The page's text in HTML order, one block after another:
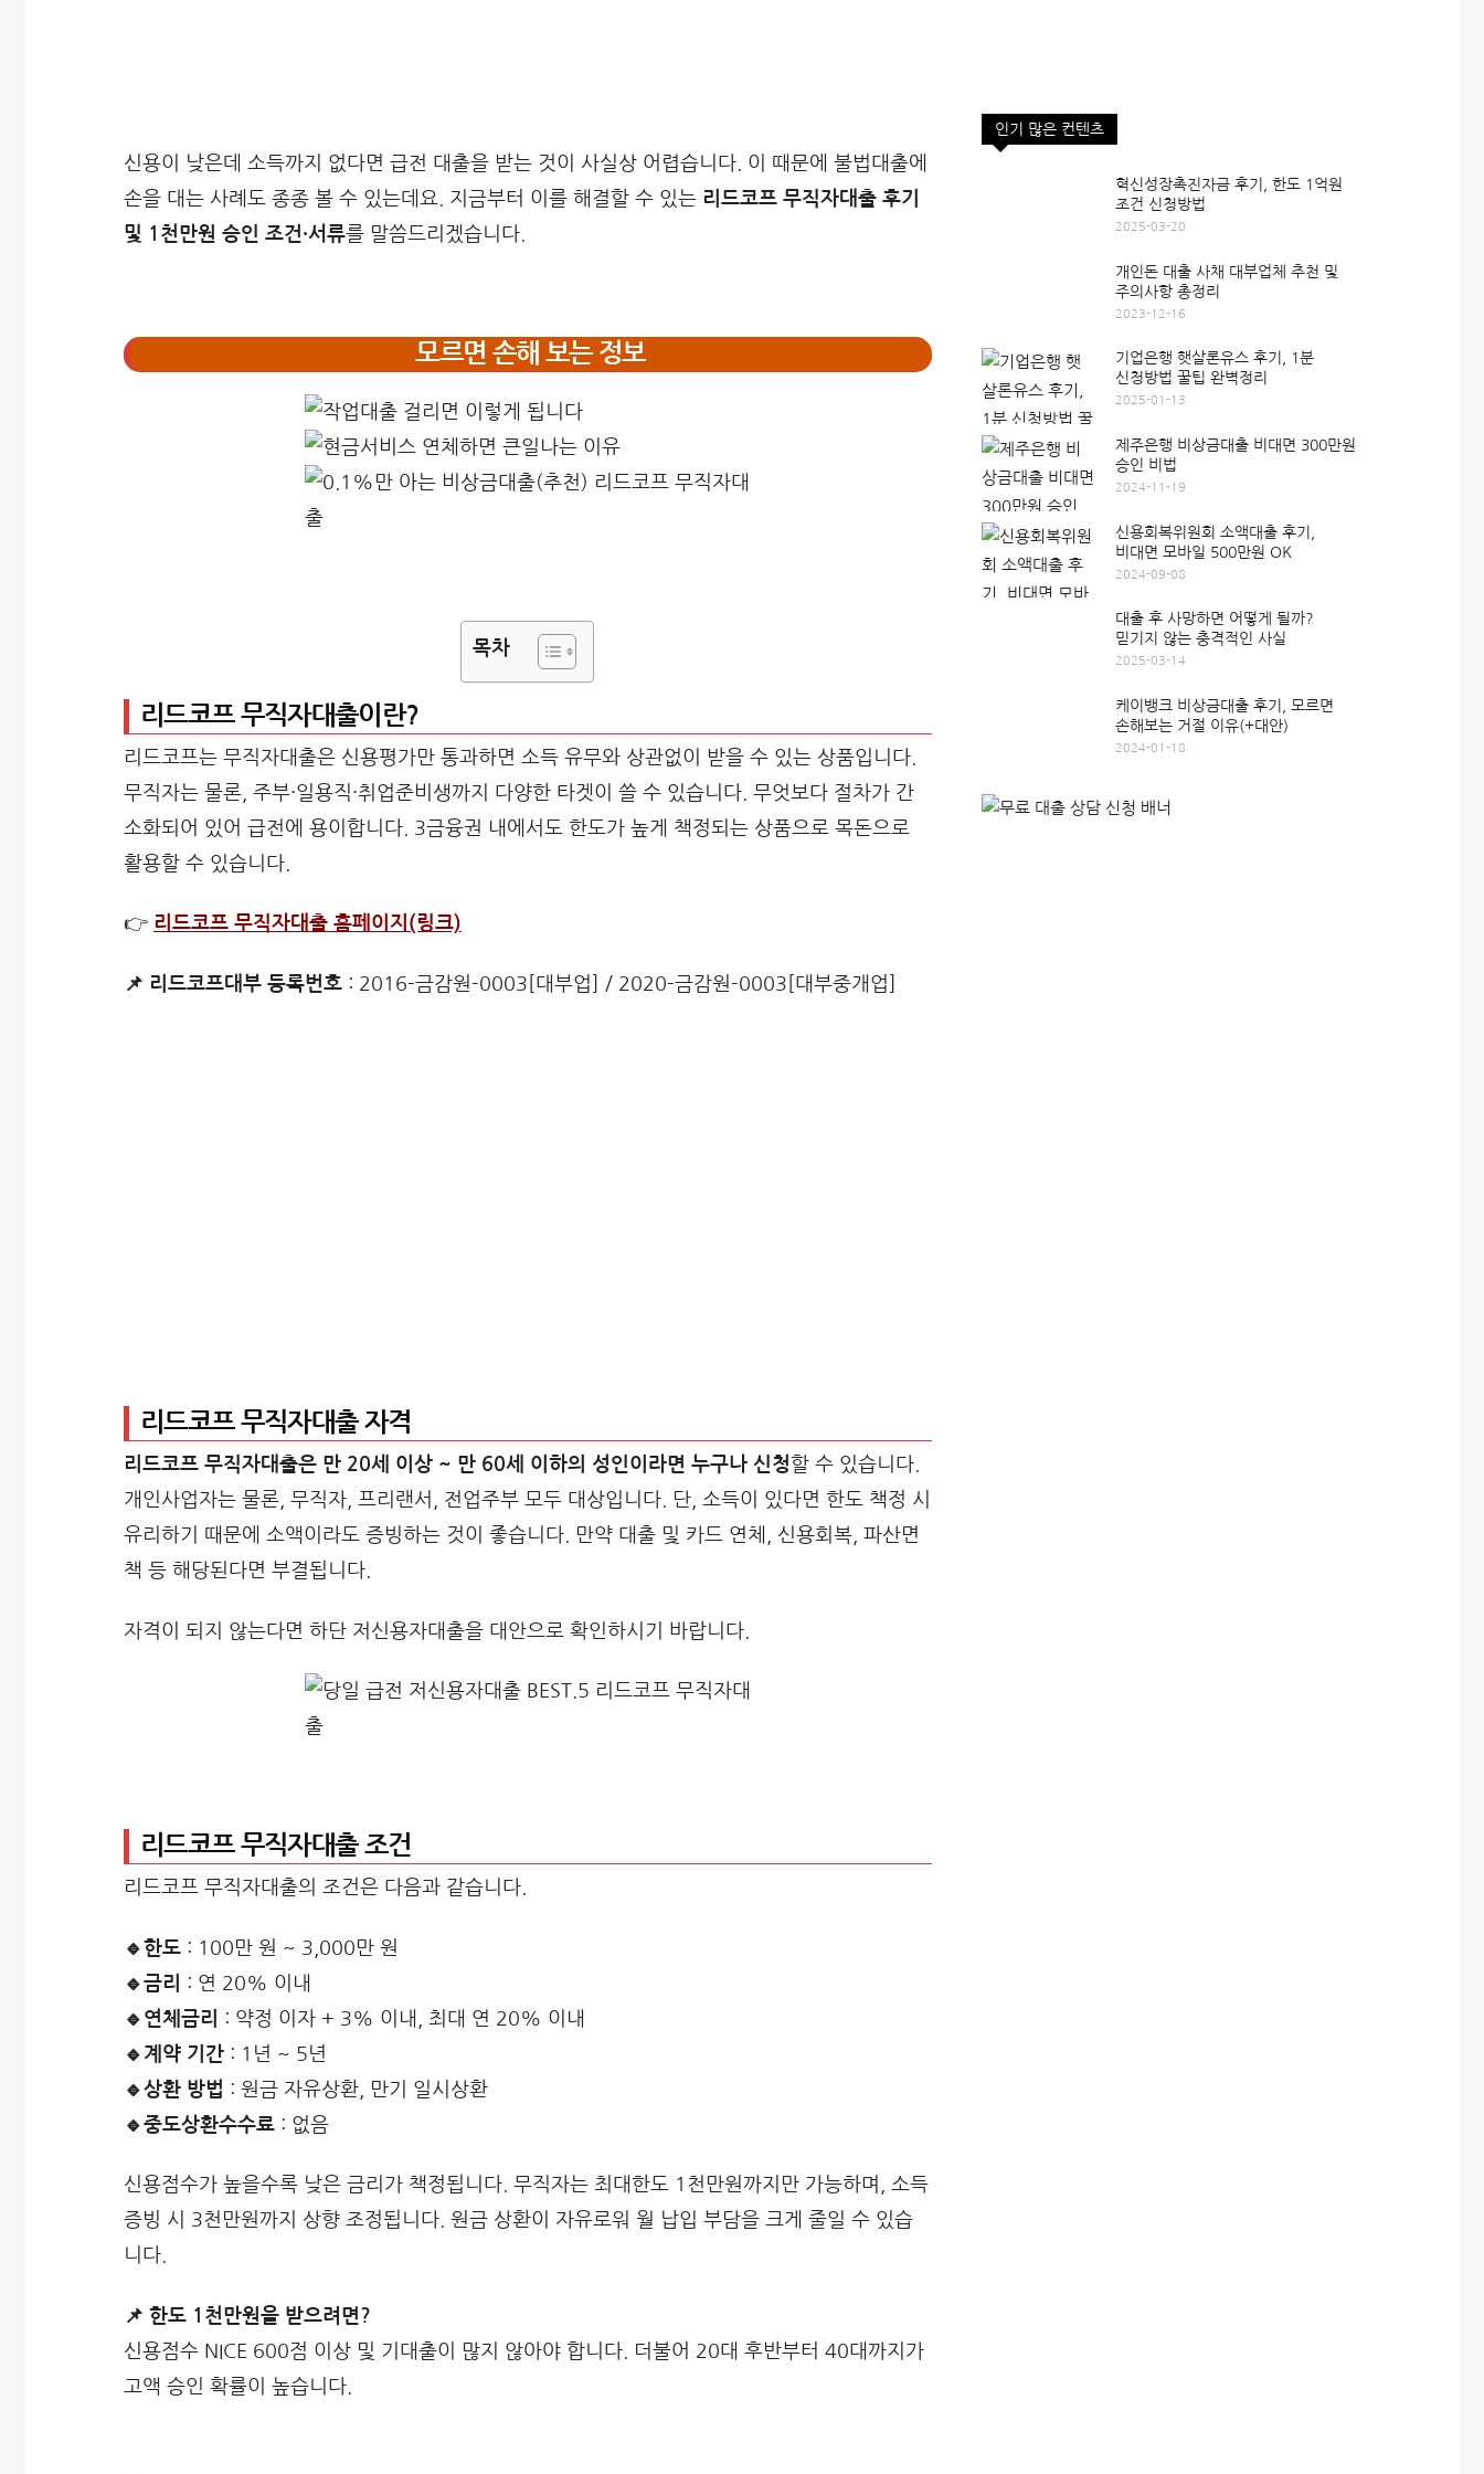
신용이 낮은데 소득까지 없다면 급전 대출을 받는 것이 사실상 어렵습니다. 이 때문에 불법대출에
손을 대는 사례도 종종 볼 수 있는데요. 지금부터 이를 해결할 수 있는 리드코프 무직자대출 후기
및 1천만원 승인 조건·서류를 말씀드리겠습니다.
모르면 손해 보는 정보
목차
리드코프 무직자대출이란?
리드코프는 무직자대출은 신용평가만 통과하면 소득 유무와 상관없이 받을 수 있는 상품입니다.
무직자는 물론, 주부·일용직·취업준비생까지 다양한 타겟이 쓸 수 있습니다. 무엇보다 절차가 간
소화되어 있어 급전에 용이합니다. 3금융권 내에서도 한도가 높게 책정되는 상품으로 목돈으로
활용할 수 있습니다.
👉 리드코프 무직자대출 홈페이지(링크)
📌 리드코프대부 등록번호 : 2016-금감원-0003[대부업] / 2020-금감원-0003[대부중개업]
리드코프 무직자대출 자격
리드코프 무직자대출은 만 20세 이상 ~ 만 60세 이하의 성인이라면 누구나 신청할 수 있습니다.
개인사업자는 물론, 무직자, 프리랜서, 전업주부 모두 대상입니다. 단, 소득이 있다면 한도 책정 시
유리하기 때문에 소액이라도 증빙하는 것이 좋습니다. 만약 대출 및 카드 연체, 신용회복, 파산면
책 등 해당된다면 부결됩니다.
자격이 되지 않는다면 하단 저신용자대출을 대안으로 확인하시기 바랍니다.
리드코프 무직자대출 조건
리드코프 무직자대출의 조건은 다음과 같습니다.
🔹한도 : 100만 원 ~ 3,000만 원
🔹금리
: 연 20% 이내
🔹연체금리
: 약정 이자 + 3% 이내, 최대 연 20% 이내
🔹계약 기간 : 1년 ~ 5년
🔹상환 방법 : 원금 자유상환, 만기 일시상환
🔹중도상환수수료 : 없음
신용점수가 높을수록 낮은 금리가 책정됩니다. 무직자는 최대한도 1천만원까지만 가능하며, 소득
증빙 시 3천만원까지 상향 조정됩니다. 원금 상환이 자유로워 월 납입 부담을 크게 줄일 수 있습
니다.
📌 한도 1천만원을 받으려면?
신용점수 NICE 600점 이상 및 기대출이 많지 않아야 합니다. 더불어 20대 후반부터 40대까지가
고액 승인 확률이 높습니다.
인기 많은 컨텐츠
혁신성장촉진자금 후기, 한도 1억원
조건 신청방법
2025-03-20
개인돈 대출 사채 대부업체 추천 및
주의사항 총정리
2023-12-16
기업은행 햇살론유스 후기, 1분
신청방법 꿀팁 완벽정리
2025-01-13
제주은행 비상금대출 비대면 300만원
승인 비법
2024-11-19
신용회복위원회 소액대출 후기,
비대면 모바일 500만원 OK
2024-09-08
대출 후 사망하면 어떻게 될까?
믿기지 않는 충격적인 사실
2025-03-14
케이뱅크 비상금대출 후기, 모르면
손해보는 거절 이유(+대안)
2024-01-18